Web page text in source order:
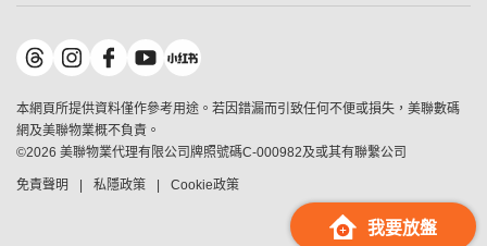
我要放盤
負擔能力計算機
轉按計算機
繳款方式
屋苑成交排行榜
地區百科
美聯精英會
美善會
地產代理管理協會
申報已遞交的購樓意向登記
美聯物業
鋑聯控股*
美聯工商舖*
美聯中國
美聯澳門
美聯金融集團
本網頁所提供資料僅作參考用途。若因錯漏而引致任何不便或損失，美聯數碼
網及美聯物業概不負責。
©2026 美聯物業代理有限公司牌照號碼C-000982及或其有聯繫公司
免責聲明 私隱政策 Cookie政策